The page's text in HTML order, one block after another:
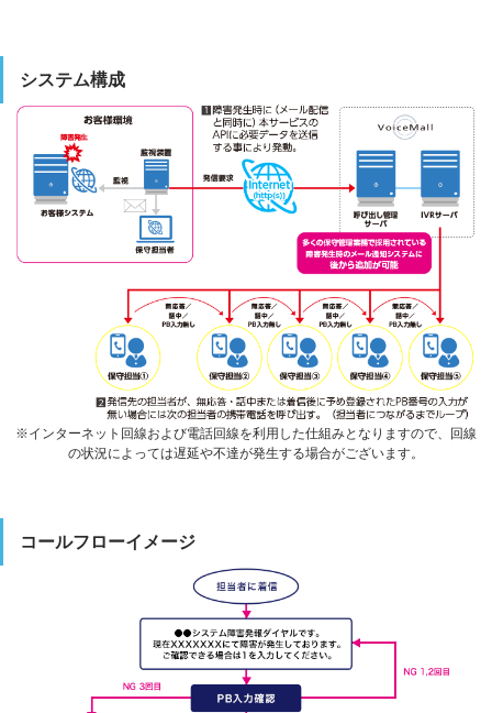
システム構成
※インターネット回線および電話回線を利用した仕組みとなりますので、回線
の状況によっては遅延や不達が発生する場合がございます。
コールフローイメージ